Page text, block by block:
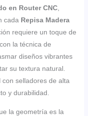
en Router CNC,
cada Repisa Madera
requiere un toque de
la técnica de
diseños vibrantes
su textura natural.
selladores de alta
y durabilidad.
la geometría es la